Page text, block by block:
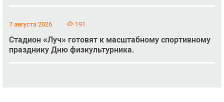
7 августа 2026 191
Стадион «Луч» готовят к масштабному спортивному
празднику Дню физкультурника.